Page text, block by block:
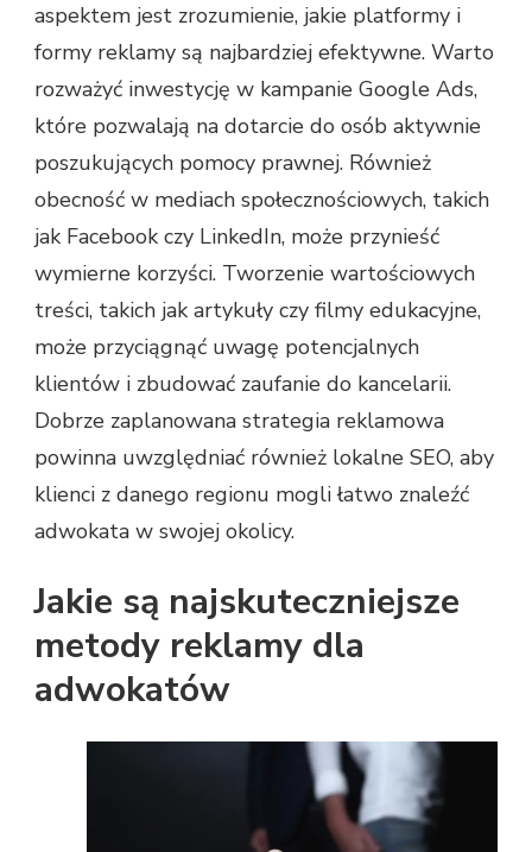
aspektem jest zrozumienie, jakie platformy i
formy reklamy są najbardziej efektywne. Warto
rozważyć inwestycję w kampanie Google Ads,
które pozwalają na dotarcie do osób aktywnie
poszukujących pomocy prawnej. Również
obecność w mediach społecznościowych, takich
jak Facebook czy LinkedIn, może przynieść
wymierne korzyści. Tworzenie wartościowych
treści, takich jak artykuły czy filmy edukacyjne,
może przyciągnąć uwagę potencjalnych
klientów i zbudować zaufanie do kancelarii.
Dobrze zaplanowana strategia reklamowa
powinna uwzględniać również lokalne SEO, aby
klienci z danego regionu mogli łatwo znaleźć
adwokata w swojej okolicy.
Jakie są najskuteczniejsze
metody reklamy dla
adwokatów